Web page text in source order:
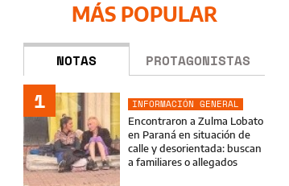
MÁS POPULAR
NOTAS PROTAGONISTAS
1
INFORMACIÓN GENERAL
Encontraron a Zulma Lobato
en Paraná en situación de
calle y desorientada: buscan
a familiares o allegados